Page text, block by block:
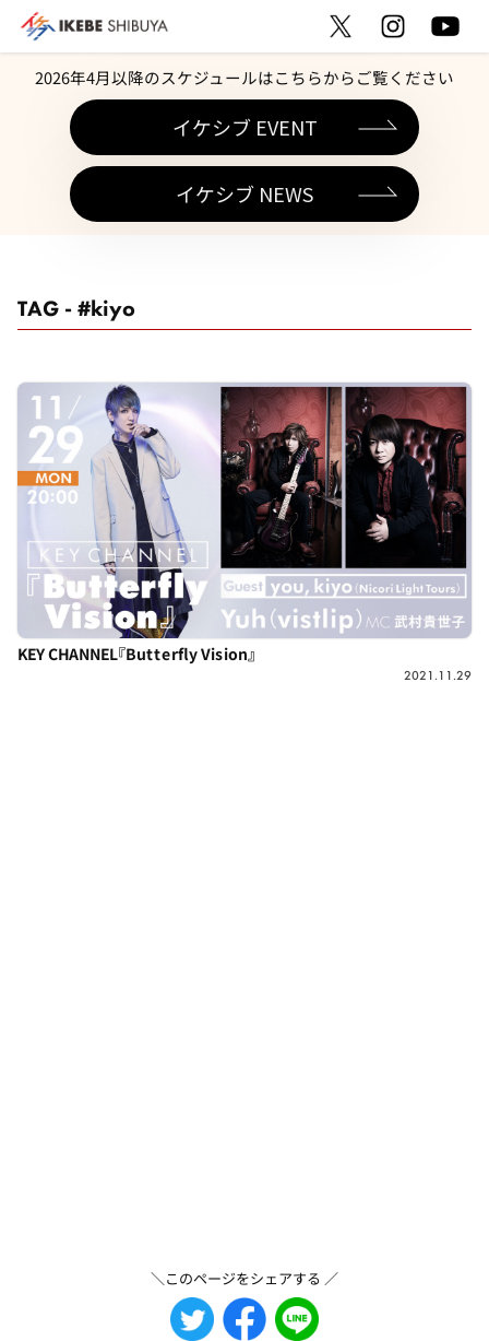
2026年4月以降のスケジュールはこちらからご覧ください
イケシブ EVENT
イケシブ NEWS
TAG - #kiyo
KEY CHANNEL『Butterfly Vision』
2021.11.29
＼このページをシェアする ／